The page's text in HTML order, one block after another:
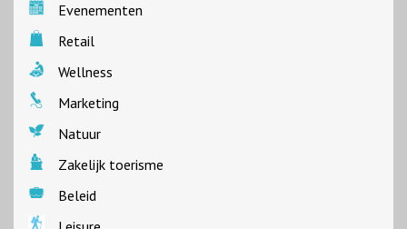
Evenementen
Retail
Wellness
Marketing
Natuur
Zakelijk toerisme
Beleid